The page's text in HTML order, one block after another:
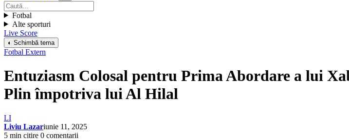
Fotbal
Alte sporturi
Live Score
◐ Schimbă tema
Fotbal Extern
Entuziasm Colosal pentru Prima Abordare a lui
Plin împotriva lui Al Hilal
LI
Liviu Lazariunie 11, 2025
5 min citire 0 comentarii